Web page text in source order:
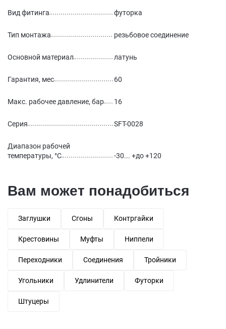
Вид фитинга футорка
Тип монтажа резьбовое соединение
Основной материал латунь
Гарантия, мес 60
Макс. рабочее давление, бар 16
Серия SFT-0028
Диапазон рабочей
температуры, °С
-30... +до +120
Вам может понадобиться
Заглушки Сгоны Контргайки
Крестовины Муфты Ниппели
Переходники Соединения Тройники
Угольники Удлинители Футорки
Штуцеры